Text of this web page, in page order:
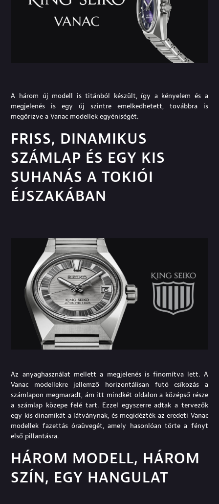
A három új modell is titánból készült, így a kényelem és a
megjelenés is egy új szintre emelkedhetett, továbbra is
megőrizve a Vanac modellek egyéniségét.
FRISS, DINAMIKUS
SZÁMLAP ÉS EGY KIS
SUHANÁS A TOKIÓI
ÉJSZAKÁBAN
Az anyaghasználat mellett a megjelenés is finomítva lett. A
Vanac modellekre jellemző horizontálisan futó csíkozás a
számlapon megmaradt, ám itt mindkét oldalon a középső része
a számlap közepe felé tart. Ezzel egyszerre adtak a tervezők
egy kis dinamikát a látványnak, és megidézték az eredeti Vanac
modellek fazettás óraüvegét, amely hasonlóan törte a fényt
első pillantásra.
HÁROM MODELL, HÁROM
SZÍN, EGY HANGULAT